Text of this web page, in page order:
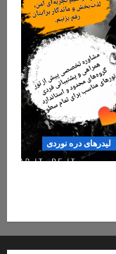
لیدرهای دره نوردی